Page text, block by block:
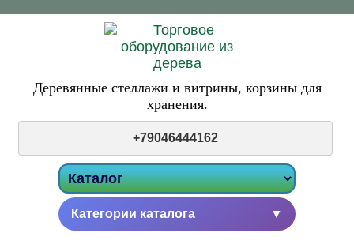
Деревянные стеллажи и витрины, корзины для
хранения.
+79046444162
Категории каталога ▼